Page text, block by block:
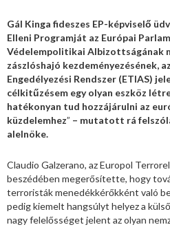
Gál Kinga fideszes EP-képviselő
Elleni Programját az Európai
Védelempolitikai Albizottságának
zászlóshajó kezdeményezésének,
Engedélyezési Rendszer (ETIAS)
célkitűzésem egy olyan eszköz
hatékonyan tud hozzájárulni az
küzdelemhez” – mutatott rá
alelnöke.
Claudio Galzerano, az Europol
beszédében megerősítette, hogy
terroristák menedékkérőkként való
pedig kiemelt hangsúlyt helyez a
nagy felelősséget jelent az olyan